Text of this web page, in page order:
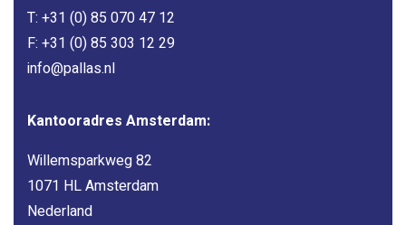
T: +31 (0) 85 070 47 12
F: +31 (0) 85 303 12 29
info@pallas.nl
Kantooradres Amsterdam:
Willemsparkweg 82
1071 HL Amsterdam
Nederland